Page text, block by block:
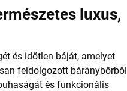
luxus,
és időtlen báját, amelyet
feldolgozott báránybőrből
és funkcionális